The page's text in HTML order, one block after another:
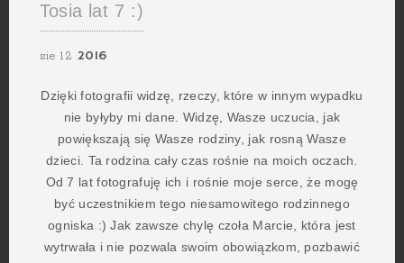
Tosia lat 7 :)
sie 12 2016
Dzięki fotografii widzę, rzeczy, które w innym wypadku
nie byłyby mi dane. Widzę, Wasze uczucia, jak
powiększają się Wasze rodziny, jak rosną Wasze
dzieci. Ta rodzina cały czas rośnie na moich oczach.
Od 7 lat fotografuję ich i rośnie moje serce, że mogę
być uczestnikiem tego niesamowitego rodzinnego
ogniska :) Jak zawsze chylę czoła Marcie, która jest
wytrwała i nie pozwala swoim obowiązkom, pozbawić